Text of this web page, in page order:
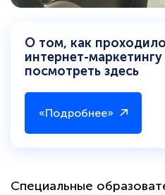
О том, как
интернет-
посмотреть здесь
«Подробнее»
Специальные